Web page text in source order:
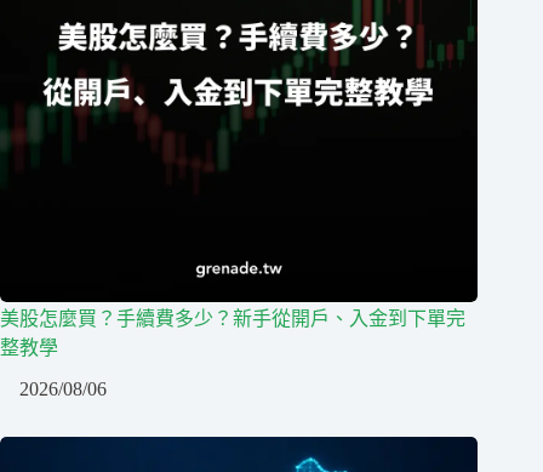
美股怎麼買？手續費多少？新手從開戶、入金到下單完
整教學
2026/08/06